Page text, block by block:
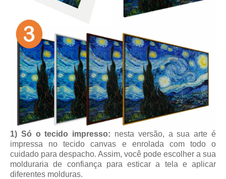
1) Só o tecido impresso: nesta versão, a sua arte é
impressa no tecido canvas e enrolada com todo o
cuidado para despacho. Assim, você pode escolher a sua
molduraria de confiança para esticar a tela e aplicar
diferentes molduras.